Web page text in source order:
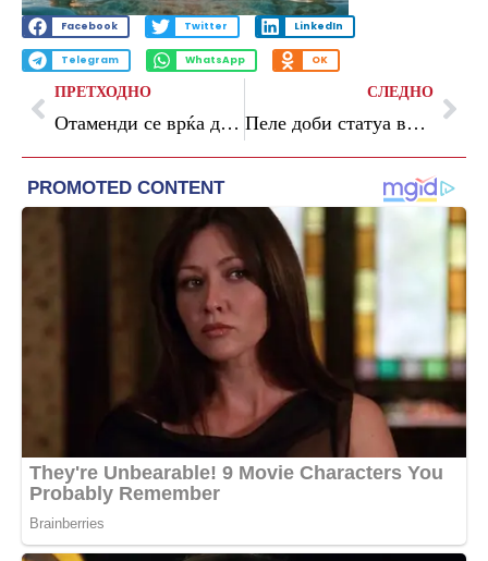
Facebook Twitter LinkedIn
Telegram WhatsApp OK
ПРЕТХОДНО
Отаменди се врќа дома, ќе потпише со Ривер Плата
СЛЕДНО
Пеле доби статуа во Мексико